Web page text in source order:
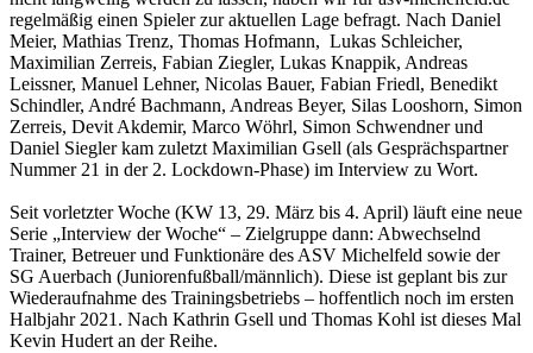
regelmäßig einen Spieler zur aktuellen Lage befragt. Nach Daniel
Meier, Mathias Trenz, Thomas Hofmann, Lukas Schleicher,
Maximilian Zerreis, Fabian Ziegler, Lukas Knappik, Andreas
Leissner, Manuel Lehner, Nicolas Bauer, Fabian Friedl, Benedikt
Schindler, André Bachmann, Andreas Beyer, Silas Looshorn, Simon
Zerreis, Devit Akdemir, Marco Wöhrl, Simon Schwendner und
Daniel Siegler kam zuletzt Maximilian Gsell (als Gesprächspartner
Nummer 21 in der 2. Lockdown-Phase) im Interview zu Wort.
Seit vorletzter Woche (KW 13, 29. März bis 4. April) läuft eine neue
Serie „Interview der Woche“ – Zielgruppe dann: Abwechselnd
Trainer, Betreuer und Funktionäre des ASV Michelfeld sowie der
SG Auerbach (Juniorenfußball/männlich). Diese ist geplant bis zur
Wiederaufnahme des Trainingsbetriebs – hoffentlich noch im ersten
Halbjahr 2021. Nach Kathrin Gsell und Thomas Kohl ist dieses Mal
Kevin Hudert an der Reihe.